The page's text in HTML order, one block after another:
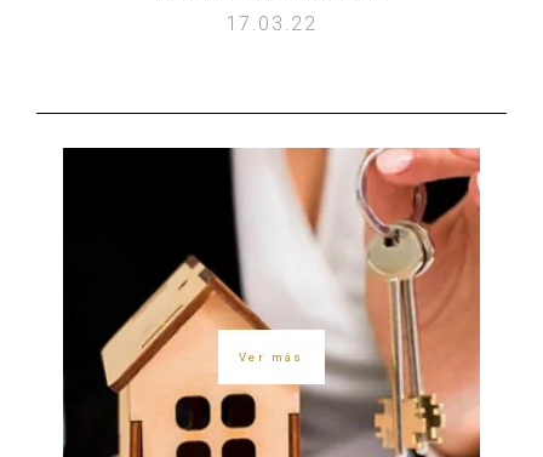
17.03.22
Ver más